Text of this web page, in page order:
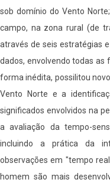
sob domínio do Vento
campo, na zona rural (de
através de seis estratégias
dados, envolvendo todas as
forma inédita, possilitou
Vento Norte e a
significados envolvidos na
a avaliação da tempo-
incluindo a prática da
observações em "tempo
homem são mais